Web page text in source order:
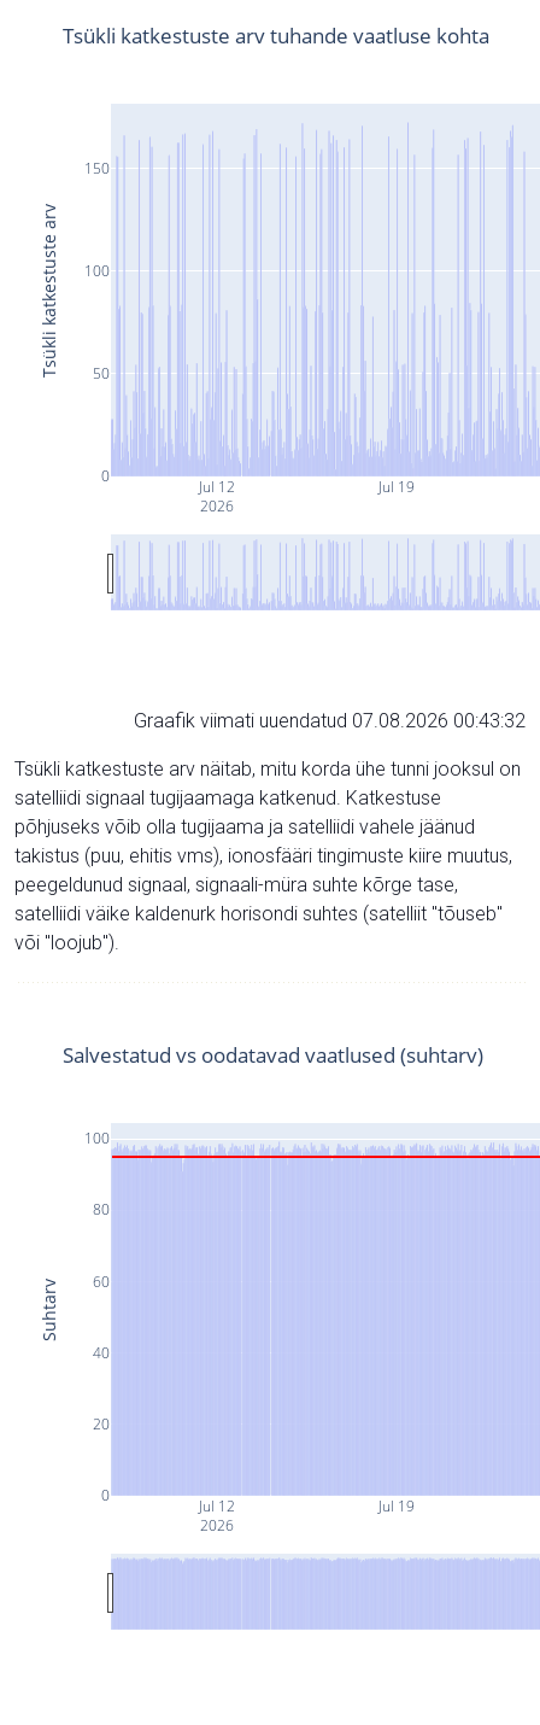
Jul 12
2026
Jul 19
0
50
100
150
Tsükli katkestuste arv tuhande vaatluse kohta
Tsükli katkestuste arv
Graafik viimati uuendatud 07.08.2026 00:43:32
Tsükli katkestuste arv näitab, mitu korda ühe tunni jooksul on
satelliidi signaal tugijaamaga katkenud. Katkestuse
põhjuseks võib olla tugijaama ja satelliidi vahele jäänud
takistus (puu, ehitis vms), ionosfääri tingimuste kiire muutus,
peegeldunud signaal, signaali-müra suhte kõrge tase,
satelliidi väike kaldenurk horisondi suhtes (satelliit "tõuseb"
või "loojub").
Jul 12
2026
Jul 19
0
20
40
60
80
100
Salvestatud vs oodatavad vaatlused (suhtarv)
Suhtarv